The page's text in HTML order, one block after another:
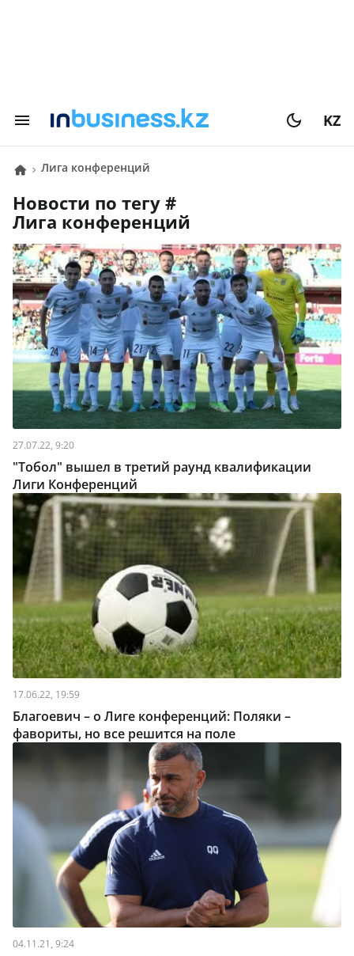
KZ
Лига конференций
Новости по тегу #
Лига конференций
27.07.22, 9:20
"Тобол" вышел в третий раунд квалификации
Лиги Конференций
17.06.22, 19:59
Благоевич – о Лиге конференций: Поляки –
фавориты, но все решится на поле
04.11.21, 9:24